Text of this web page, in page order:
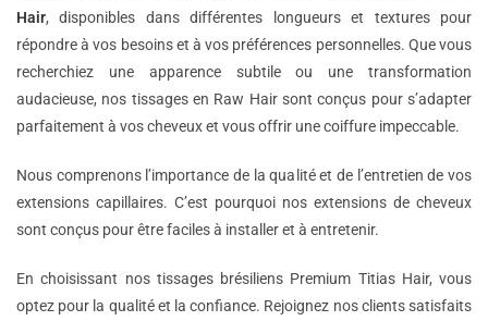
Hair, disponibles dans différentes longueurs et textures pour
répondre à vos besoins et à vos préférences personnelles. Que vous
recherchiez une apparence subtile ou une transformation
audacieuse, nos tissages en Raw Hair sont conçus pour s’adapter
parfaitement à vos cheveux et vous offrir une coiffure impeccable.
Nous comprenons l’importance de la qualité et de l’entretien de vos
extensions capillaires. C’est pourquoi nos extensions de cheveux
sont conçus pour être faciles à installer et à entretenir.
En choisissant nos tissages brésiliens Premium Titias Hair, vous
optez pour la qualité et la confiance. Rejoignez nos clients satisfaits